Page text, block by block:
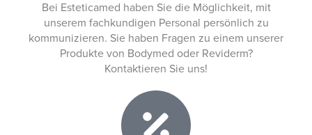
Bei Esteticamed haben Sie die Möglichkeit, mit
unserem fachkundigen Personal persönlich zu
kommunizieren. Sie haben Fragen zu einem unserer
Produkte von Bodymed oder Reviderm?
Kontaktieren Sie uns!